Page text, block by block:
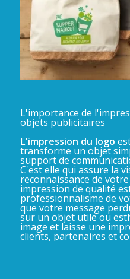
L'importance de
objets publicitaires
L'impression du logo
transforme un objet
support de
C'est elle qui assure la
reconnaissance de
impression de qualité
professionnalisme de
que votre message
sur un objet utile ou
image et laisse une
clients, partenaires et